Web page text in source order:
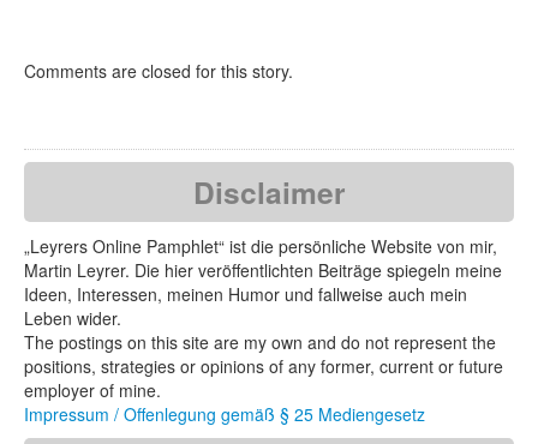
Comments are closed for this story.
Disclaimer
„Leyrers Online Pamphlet“ ist die persönliche Website von mir,
Martin Leyrer. Die hier veröffentlichten Beiträge spiegeln meine
Ideen, Interessen, meinen Humor und fallweise auch mein
Leben wider.
The postings on this site are my own and do not represent the
positions, strategies or opinions of any former, current or future
employer of mine.
Impressum / Offenlegung gemäß § 25 Mediengesetz